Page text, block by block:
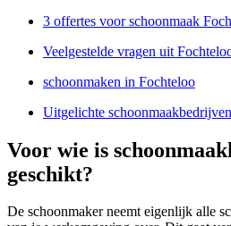
3 offertes voor schoonmaak
Veelgestelde vragen uit
schoonmaken in Fochteloo
Uitgelichte
Voor wie is
geschikt?
De schoonmaker neemt eigenlijk alle